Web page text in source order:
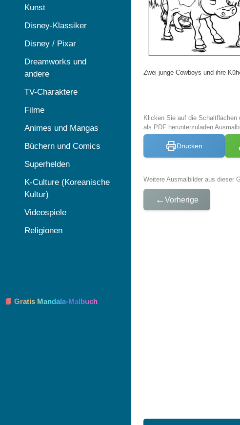
Zwei junge Cowboys und ihre
Klicken Sie auf die
als PDF herunterzuladen
Drucken
Weitere Ausmalbilder aus dieser
← Vorherige
Kunst
Disney-Klassiker
Disney / Pixar
Dreamworks und
andere
TV-Charaktere
Filme
Animes und Mangas
Büchern und Comics
Superhelden
K-Culture (Koreanische
Kultur)
Videospiele
Religionen
📘 Gratis Mandala-Malbuch